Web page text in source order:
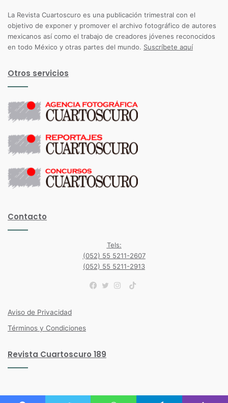
La Revista Cuartoscuro es una publicación trimestral con el
objetivo de exponer y promover el archivo fotográfico de autores
mexicanos así como el trabajo de creadores jóvenes reconocidos
en todo México y otras partes del mundo. Suscríbete aquí
Otros servicios
Contacto
Tels:
(052) 55 5211-2607
(052) 55 5211-2913
TikTok
Aviso de Privacidad
Términos y Condiciones
Revista Cuartoscuro 189